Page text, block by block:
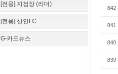
[전용] 지점장 (리더)
[전용] 신인FC
G-카드뉴스
842
841
840
839